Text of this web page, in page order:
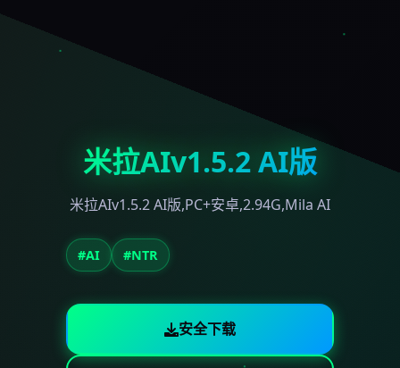
米拉AIv1.5.2 AI版
米拉AIv1.5.2 AI版,PC+安卓,2.94G,Mila AI
#AI #NTR
安全下载